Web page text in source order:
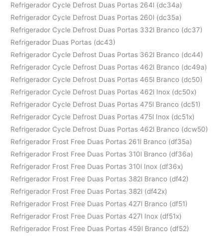
Refrigerador Cycle Defrost Duas Portas 264l (dc34a)
Refrigerador Cycle Defrost Duas Portas 260l (dc35a)
Refrigerador Cycle Defrost Duas Portas 332l Branco (dc37)
Refrigerador Duas Portas (dc43)
Refrigerador Cycle Defrost Duas Portas 362l Branco (dc44)
Refrigerador Cycle Defrost Duas Portas 462l Branco (dc49a)
Refrigerador Cycle Defrost Duas Portas 465l Branco (dc50)
Refrigerador Cycle Defrost Duas Portas 462l Inox (dc50x)
Refrigerador Cycle Defrost Duas Portas 475l Branco (dc51)
Refrigerador Cycle Defrost Duas Portas 475l Inox (dc51x)
Refrigerador Cycle Defrost Duas Portas 462l Branco (dcw50)
Refrigerador Frost Free Duas Portas 261l Branco (df35a)
Refrigerador Frost Free Duas Portas 310l Branco (df36a)
Refrigerador Frost Free Duas Portas 310l Inox (df36x)
Refrigerador Frost Free Duas Portas 382l Branco (df42)
Refrigerador Frost Free Duas Portas 382l (df42x)
Refrigerador Frost Free Duas Portas 427l Branco (df51)
Refrigerador Frost Free Duas Portas 427l Inox (df51x)
Refrigerador Frost Free Duas Portas 459l Branco (df52)